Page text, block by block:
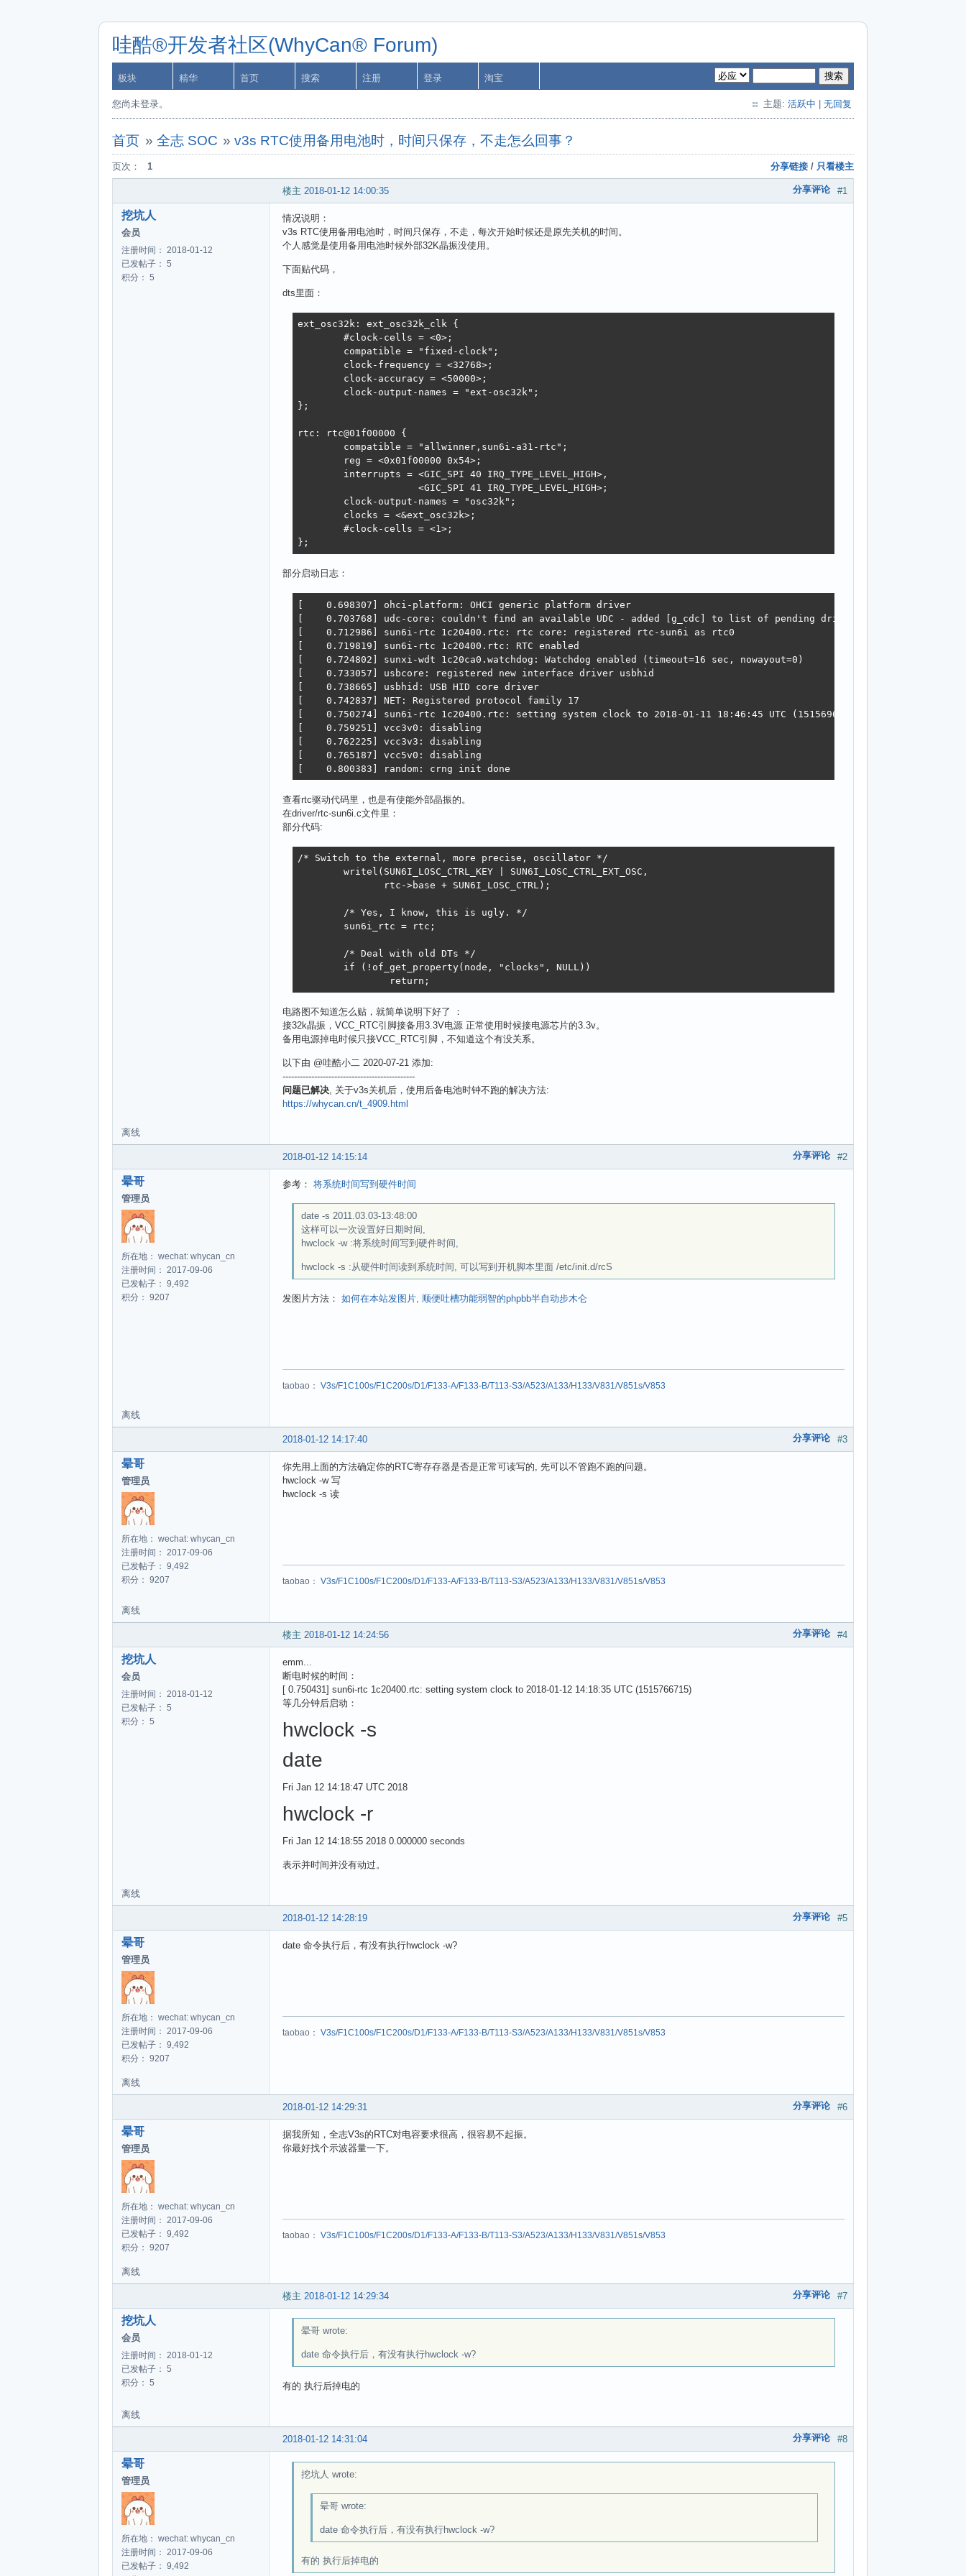
哇酷®开发者社区(WhyCan® Forum)
板块 精华 首页 搜索 注册 登录 淘宝 搜索
您尚未登录。 主题: 活跃中 无回复
首页 » 全志 SOC »v3s RTC使用备用电池时，时间只保存，不走怎么回事？
页次： 1 分享链接 / 只看楼主
楼主 #1
2018-01-12 14:00:35 分享评论
挖坑人
会员
注册时间： 2018-01-12
已发帖子： 5
积分： 5
情况说明：
v3s RTC使用备用电池时，时间只保存，不走，每次开始时候还是原先关机的时间。
个人感觉是使用备用电池时候外部32K晶振没使用。
下面贴代码，
dts里面：
ext_osc32k: ext_osc32k_clk {
};
rtc: rtc@01f00000 {
};
部分启动日志：
[    0.698307] ohci-platform: OHCI generic platform driver
[    0.703768] udc-core: couldn't find an available UDC - added [g_cdc] to list of pending drivers
[    0.712986] sun6i-rtc 1c20400.rtc: rtc core: registered rtc-sun6i as rtc0
[    0.719819] sun6i-rtc 1c20400.rtc: RTC enabled
[    0.724802] sunxi-wdt 1c20ca0.watchdog: Watchdog enabled (timeout=16 sec, nowayout=0)
[    0.733057] usbcore: registered new interface driver usbhid
[    0.738665] usbhid: USB HID core driver
[    0.742837] NET: Registered protocol family 17
[    0.750274] sun6i-rtc 1c20400.rtc: setting system clock to 2018-01-11 18:46:45 UTC (1515696405)
[    0.759251] vcc3v0: disabling
[    0.762225] vcc3v3: disabling
[    0.765187] vcc5v0: disabling
[    0.800383] random: crng init done
查看rtc驱动代码里，也是有使能外部晶振的。
在driver/rtc-sun6i.c文件里：
部分代码:
/* Switch to the external, more precise, oscillator */
		return;
电路图不知道怎么贴，就简单说明下好了 ：
接32k晶振，VCC_RTC引脚接备用3.3V电源 正常使用时候接电源芯片的3.3v。
备用电源掉电时候只接VCC_RTC引脚，不知道这个有没关系。
以下由 @哇酷小二 2020-07-21 添加:
----------------------------------------------
问题已解决, 关于v3s关机后，使用后备电池时钟不跑的解决方法:
https://whycan.cn/t_4909.html
离线
#2
2018-01-12 14:15:14 分享评论
晕哥
管理员
所在地： wechat: whycan_cn
注册时间： 2017-09-06
已发帖子： 9,492
积分： 9207
参考： 将系统时间写到硬件时间
date -s 2011.03.03-13:48:00
这样可以一次设置好日期时间,
hwclock -w :将系统时间写到硬件时间,
hwclock -s :从硬件时间读到系统时间, 可以写到开机脚本里面 /etc/init.d/rcS
发图片方法： 如何在本站发图片, 顺便吐槽功能弱智的phpbb半自动步木仑
taobao： V3s/F1C100s/F1C200s/D1/F133-A/F133-B/T113-S3/A523/A133/H133/V831/V851s/V853
离线
#3
2018-01-12 14:17:40 分享评论
晕哥
管理员
所在地： wechat: whycan_cn
注册时间： 2017-09-06
已发帖子： 9,492
积分： 9207
你先用上面的方法确定你的RTC寄存存器是否是正常可读写的, 先可以不管跑不跑的问题。
hwclock -w 写
hwclock -s 读
taobao： V3s/F1C100s/F1C200s/D1/F133-A/F133-B/T113-S3/A523/A133/H133/V831/V851s/V853
离线
楼主 #4
2018-01-12 14:24:56 分享评论
挖坑人
会员
注册时间： 2018-01-12
已发帖子： 5
积分： 5
emm...
断电时候的时间：
[ 0.750431] sun6i-rtc 1c20400.rtc: setting system clock to 2018-01-12 14:18:35 UTC (1515766715)
等几分钟后启动：
hwclock -s
date
Fri Jan 12 14:18:47 UTC 2018
hwclock -r
Fri Jan 12 14:18:55 2018 0.000000 seconds
表示并时间并没有动过。
离线
#5
2018-01-12 14:28:19 分享评论
晕哥
管理员
所在地： wechat: whycan_cn
注册时间： 2017-09-06
已发帖子： 9,492
积分： 9207
date 命令执行后，有没有执行hwclock -w?
taobao： V3s/F1C100s/F1C200s/D1/F133-A/F133-B/T113-S3/A523/A133/H133/V831 /V851s/V853
离线
#6
2018-01-12 14:29:31 分享评论
晕哥
管理员
所在地： wechat: whycan_cn
注册时间： 2017-09-06
已发帖子： 9,492
积分： 9207
据我所知，全志V3s的RTC对电容要求很高，很容易不起振。
你最好找个示波器量一下。
taobao： V3s/F1C100s/F1C200s/D1/F133-A/F133-B/T113-S3/A523/A133/H133/V831 /V851s/V853
离线
楼主 #7
2018-01-12 14:29:34 分享评论
挖坑人
会员
注册时间： 2018-01-12
已发帖子： 5
积分： 5
晕哥 wrote:
date 命令执行后，有没有执行hwclock -w?
有的 执行后掉电的
离线
#8
2018-01-12 14:31:04 分享评论
晕哥
管理员
所在地： wechat: whycan_cn
注册时间： 2017-09-06
已发帖子： 9,492
挖坑人 wrote:
晕哥 wrote:
date 命令执行后，有没有执行hwclock -w?
有的 执行后掉电的